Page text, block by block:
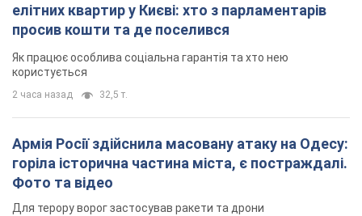
елітних квартир у Києві: хто з парламентарів
просив кошти та де поселився
Як працює особлива соціальна гарантія та хто нею
користується
2 часа назад 32,5 т.
Армія Росії здійснила масовану атаку на Одесу:
горіла історична частина міста, є постраждалі.
Фото та відео
Для терору ворог застосував ракети та дрони